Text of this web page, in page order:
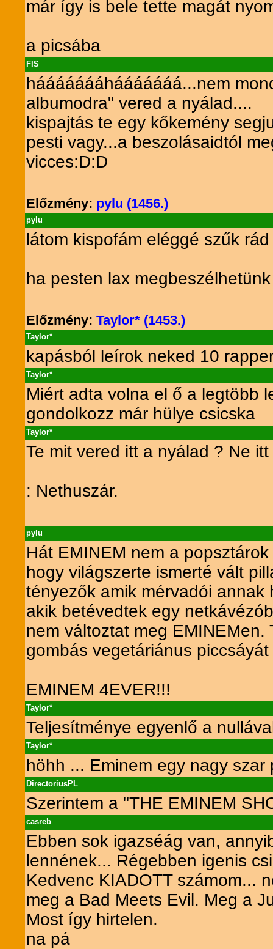
már így is bele tette magát
a picsába
FIS
háááááááhááááááá...nem
albumodra" vered a nyálad....
kispajtás te egy kőkemény
pesti vagy...a beszolásaidtól
vicces:D:D
Előzmény: pylu (1456.)
pylu
látom kispofám eléggé szűk
ha pesten lax
Előzmény:Taylor* (1453.)
Taylor*
kapásból leírok neked 10
Taylor*
Miért adta volna el ő a legtöbb
gondolkozz már hülye csicska
Taylor*
Te mit vered itt a nyálad ? Ne
: Nethuszár.
pylu
Hát EMINEM nem a
hogy világszerte ismerté vált
tényezők amik mérvadói
akik betévedtek egy
nem változtat meg
gombás vegetáriánus
EMINEM 4EVER!!!
Taylor*
Teljesítménye egyenlő a
Taylor*
höhh ... Eminem egy nagy szar
DirectoriusPL
Szerintem a "THE EMINEM
casreb
Ebben sok igazséág van,
lennének... Régebben igenis
Kedvenc KIADOTT számom...
meg a Bad Meets Evil. Meg a
Most így hirtelen.
na pá